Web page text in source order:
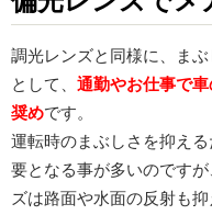
調光レンズと同様に、ま
として、 通勤やお仕事で
奨めです。
運転時のまぶしさを抑え
要となる事が多いのです
ズは路面や水面の反射も